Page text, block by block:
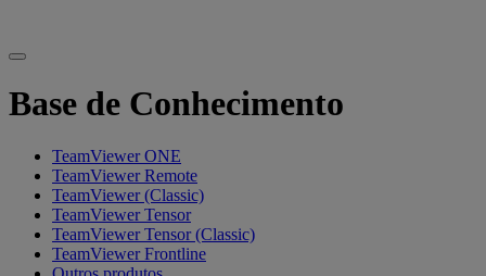
Base de Conhecimento
TeamViewer ONE
TeamViewer Remote
TeamViewer (Classic)
TeamViewer Tensor
TeamViewer Tensor (Classic)
TeamViewer Frontline